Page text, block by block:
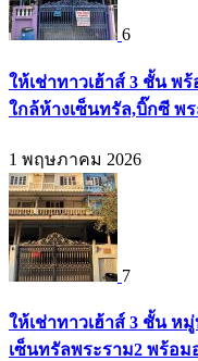
6
ให้เช่าทาวเฮ้าส์ 3 ชั้น พ
ใกล้ห้างเซ็นทรัล,บิ๊กซี พร
1 พฤษภาคม 2026
7
ให้เช่าทาวเฮ้าส์ 3 ชั้น ห
เซ็นทรัลพระราม2 พร้อมอ